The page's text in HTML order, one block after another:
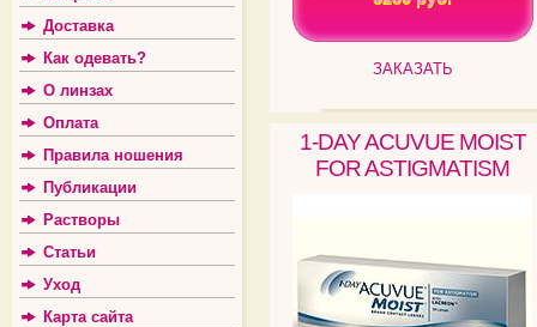
Доставка
Как одевать?
О линзах
Оплата
Правила ношения
Публикации
Растворы
Статьи
Уход
Карта сайта
ЗАКАЗАТЬ
1-DAY ACUVUE MOIST
FOR ASTIGMATISM